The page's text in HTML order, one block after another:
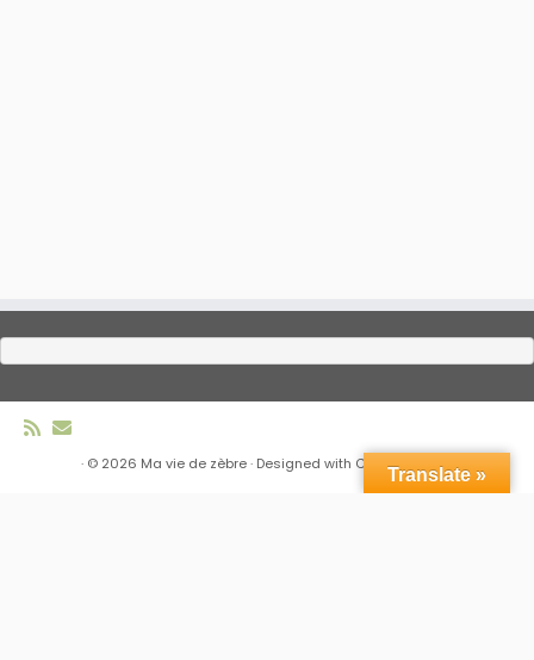
· © 2026 Ma vie de zèbre· Designed with Customizr Pro
Translate »